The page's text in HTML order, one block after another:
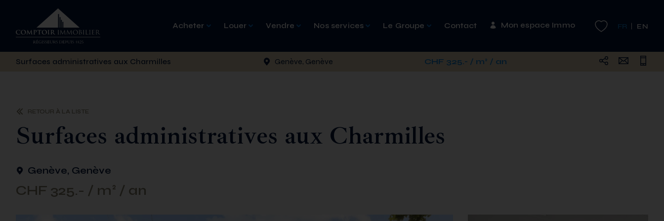
Acheter Louer Vendre Nos services Le Groupe Contact Mon espace Immo FR EN
Surfaces administratives aux Charmilles Genève, Genève CHF 325.- / m² / an
RETOUR À LA LISTE
Surfaces administratives aux Charmilles
Genève, Genève
CHF 325.- / m² / an